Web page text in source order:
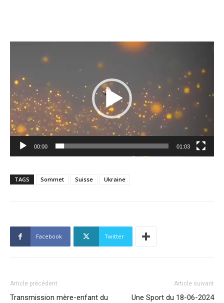
Lecteur
00:00 01:03
TAGS Sommet Suisse Ukraine
Facebook Twitter
Article précédent
Transmission mère-enfant du
Article suivant
Une Sport du 18-06-2024